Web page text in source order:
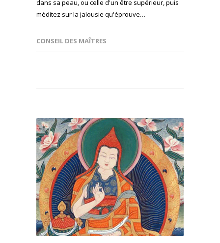
dans sa peau, ou celle d'un être supérieur, puis
méditez sur la jalousie qu'éprouve…
CONSEIL DES MAÎTRES